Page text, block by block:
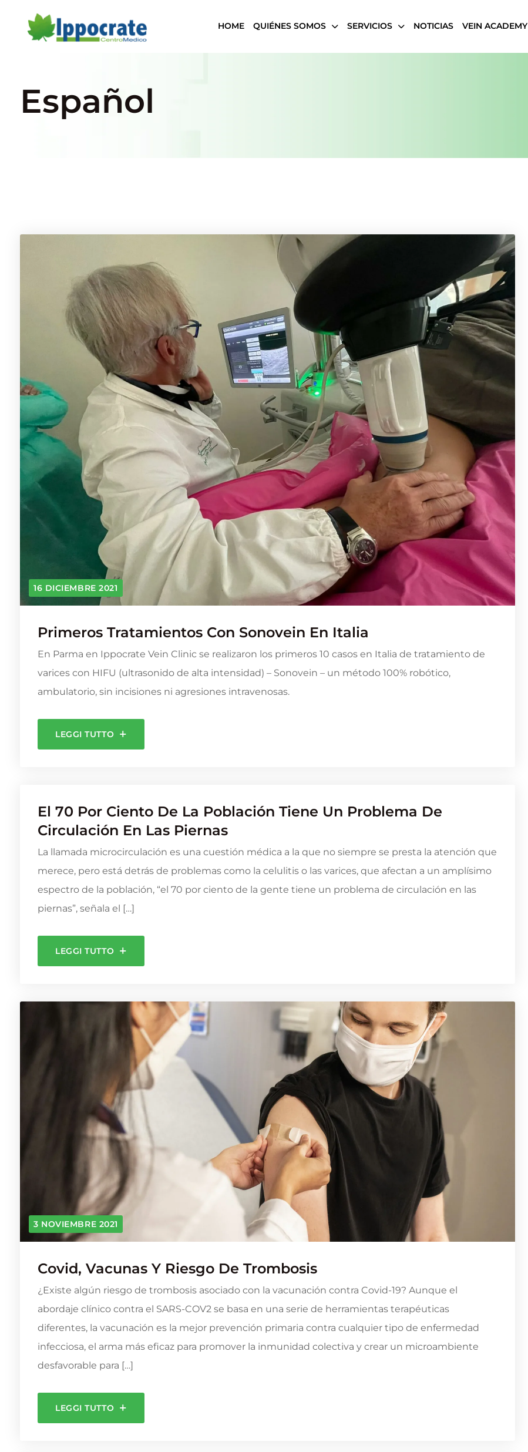
HOME QUIÉNES SOMOS SERVICIOS NOTICIAS VEIN ACADEMY
Español
16 DICIEMBRE 2021
Primeros Tratamientos Con Sonovein En Italia
En Parma en Ippocrate Vein Clinic se realizaron los primeros 10 casos en Italia de tratamiento de
varices con HIFU (ultrasonido de alta intensidad) – Sonovein – un método 100% robótico,
ambulatorio, sin incisiones ni agresiones intravenosas.
LEGGI TUTTO
El 70 Por Ciento De La Población Tiene Un Problema De
Circulación En Las Piernas
La llamada microcirculación es una cuestión médica a la que no siempre se presta la atención que
merece, pero está detrás de problemas como la celulitis o las varices, que afectan a un amplísimo
espectro de la población, “el 70 por ciento de la gente tiene un problema de circulación en las
piernas”, señala el […]
LEGGI TUTTO
3 NOVIEMBRE 2021
Covid, Vacunas Y Riesgo De Trombosis
¿Existe algún riesgo de trombosis asociado con la vacunación contra Covid-19? Aunque el
abordaje clínico contra el SARS-COV2 se basa en una serie de herramientas terapéuticas
diferentes, la vacunación es la mejor prevención primaria contra cualquier tipo de enfermedad
infecciosa, el arma más eficaz para promover la inmunidad colectiva y crear un microambiente
desfavorable para […]
LEGGI TUTTO